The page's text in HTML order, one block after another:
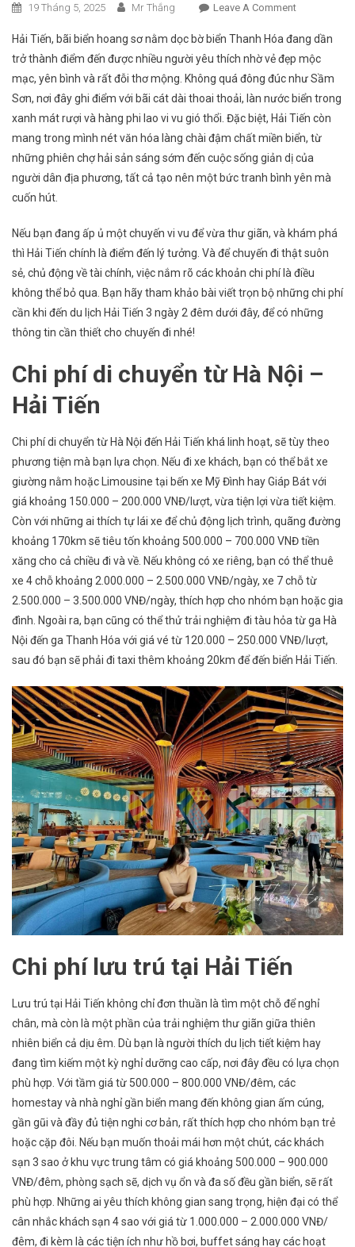
19 Tháng 5, 2025 Mr Thắng Leave A CommentOn
Bộ
Những
Chi
Phí
Cần
Khi
Đến
Du
Tiến
2
Đêm
Hải Tiến, bãi biển hoang sơ nằm dọc bờ biển Thanh Hóa đang dần
trở thành điểm đến được nhiều người yêu thích nhờ vẻ đẹp mộc
mạc, yên bình và rất đỗi thơ mộng. Không quá đông đúc như Sầm
Sơn, nơi đây ghi điểm với bãi cát dài thoai thoải, làn nước biển trong
xanh mát rượi và hàng phi lao vi vu gió thổi. Đặc biệt, Hải Tiến còn
mang trong mình nét văn hóa làng chài đậm chất miền biển, từ
những phiên chợ hải sản sáng sớm đến cuộc sống giản dị của
người dân địa phương, tất cả tạo nên một bức tranh bình yên mà
cuốn hút.
Nếu bạn đang ấp ủ một chuyến vi vu để vừa thư giãn, và khám phá
thì Hải Tiến chính là điểm đến lý tưởng. Và để chuyến đi thật suôn
sẻ, chủ động về tài chính, việc nắm rõ các khoản chi phí là điều
không thể bỏ qua. Bạn hãy tham khảo bài viết trọn bộ những chi phí
cần khi đến du lịch Hải Tiến 3 ngày 2 đêm dưới đây, để có những
thông tin cần thiết cho chuyến đi nhé!
Chi phí di chuyển từ Hà Nội –
Hải Tiến
Chi phí di chuyển từ Hà Nội đến Hải Tiến khá linh hoạt, sẽ tùy theo
phương tiện mà bạn lựa chọn. Nếu đi xe khách, bạn có thể bắt xe
giường nằm hoặc Limousine tại bến xe Mỹ Đình hay Giáp Bát với
giá khoảng 150.000 – 200.000 VNĐ/lượt, vừa tiện lợi vừa tiết kiệm.
Còn với những ai thích tự lái xe để chủ động lịch trình, quãng đường
khoảng 170km sẽ tiêu tốn khoảng 500.000 – 700.000 VNĐ tiền
xăng cho cả chiều đi và về. Nếu không có xe riêng, bạn có thể thuê
xe 4 chỗ khoảng 2.000.000 – 2.500.000 VNĐ/ngày, xe 7 chỗ từ
2.500.000 – 3.500.000 VNĐ/ngày, thích hợp cho nhóm bạn hoặc gia
đình. Ngoài ra, bạn cũng có thể thử trải nghiệm đi tàu hỏa từ ga Hà
Nội đến ga Thanh Hóa với giá vé từ 120.000 – 250.000 VNĐ/lượt,
sau đó bạn sẽ phải đi taxi thêm khoảng 20km để đến biển Hải Tiến.
Chi phí lưu trú tại Hải Tiến
Lưu trú tại Hải Tiến không chỉ đơn thuần là tìm một chỗ để nghỉ
chân, mà còn là một phần của trải nghiệm thư giãn giữa thiên
nhiên biển cả dịu êm. Dù bạn là người thích du lịch tiết kiệm hay
đang tìm kiếm một kỳ nghỉ dưỡng cao cấp, nơi đây đều có lựa chọn
phù hợp. Với tầm giá từ 500.000 – 800.000 VNĐ/đêm, các
homestay và nhà nghỉ gần biển mang đến không gian ấm cúng,
gần gũi và đầy đủ tiện nghi cơ bản, rất thích hợp cho nhóm bạn trẻ
hoặc cặp đôi. Nếu bạn muốn thoải mái hơn một chút, các khách
sạn 3 sao ở khu vực trung tâm có giá khoảng 500.000 – 900.000
VNĐ/đêm, phòng sạch sẽ, dịch vụ ổn và đa số đều gần biển, sẽ rất
phù hợp. Những ai yêu thích không gian sang trọng, hiện đại có thể
cân nhắc khách sạn 4 sao với giá từ 1.000.000 – 2.000.000 VNĐ/
đêm, đi kèm là các tiện ích như hồ bơi, buffet sáng hay các hoạt